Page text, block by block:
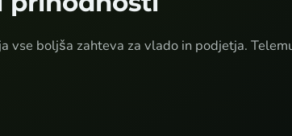
vse boljša zahteva za vlado in podjetja.